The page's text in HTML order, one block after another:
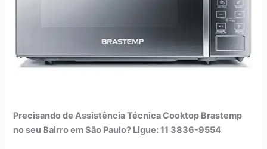
Precisando de Assistência Técnica Cooktop Brastemp
no seu Bairro em São Paulo? Ligue: 11 3836-9554